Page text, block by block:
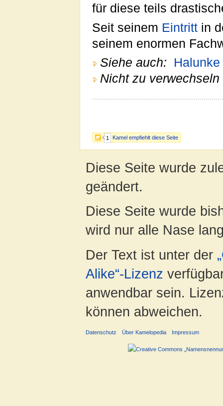
1 Kamel empfiehlt diese Seite
für diese teils
Seit seinem Eintritt in
seinem enormen
Siehe auch:
Halunke
Nicht zu verwechseln
Diese Seite wurde
geändert.
Diese Seite wurde
wird nur alle Nase
Der Text ist unter der
Alike“-Lizenz
anwendbar sein.
können abweichen.
Datenschutz Über Kamelopedia Impressum